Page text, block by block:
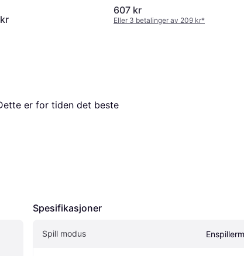
Dissonance Cover (XOne)
607 kr
Eller 3 betalinger av 209 kr*
er for tiden det beste
Spesifikasjoner
Spill modus